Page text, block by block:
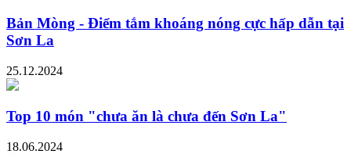
Bản Mòng - Điểm tắm khoáng nóng cực hấp dẫn tại
Sơn La
25.12.2024
Top 10 món "chưa ăn là chưa đến Sơn La"
18.06.2024